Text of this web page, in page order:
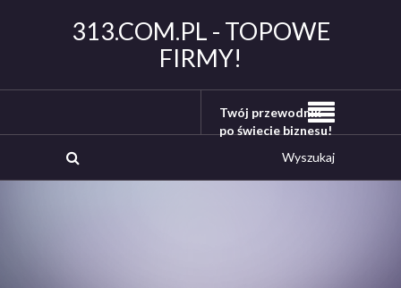
313.COM.PL - TOPOWE
FIRMY!
Twój przewodnik
po świecie biznesu!